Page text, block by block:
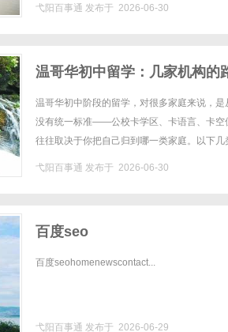
弋阳百事通 发布于 2026-06-30
温哥华初中留学：几家机构
温哥华初中阶段的留学，对很多家庭来说，
没有统一标准——公校卡学区、卡语言、卡空
往往取决于你把自己归到哪一类家庭。以下
弋阳百事通 发布于 2026-06-30
百度seo
百度seohomenewscontact...
弋阳百事通 发布于 2026-06-29